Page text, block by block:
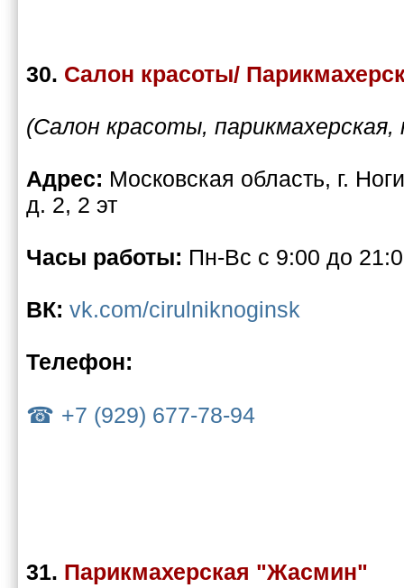
30. Салон красоты/
(Салон красоты, парикмахерская,
Адрес: Московская область, г.
д. 2, 2 эт
Часы работы: Пн-Вс с 9:00 до
ВК: vk.com/cirulniknoginsk
Телефон:
+7 (929) 677-78-94
31. Парикмахерская "Жасмин"